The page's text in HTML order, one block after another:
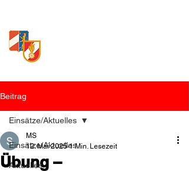
Beitrag
Einsätze/Aktuelles
Aktuelles
Einsätze/Aktuelles
Übung –
MS
12. Mai 2025 1 Min. Lesezeit